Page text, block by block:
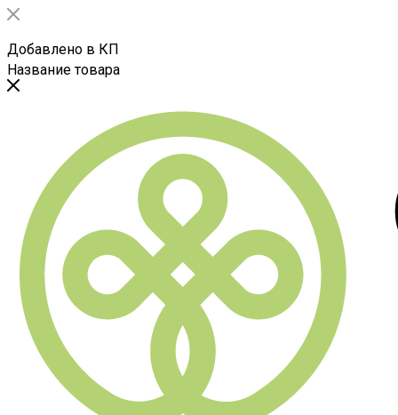
Добавлено в КП
Название товара